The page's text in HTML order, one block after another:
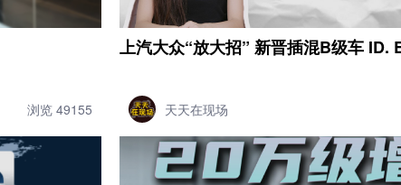
浏览 49155
上汽大众“放大招” 新晋插混B级车 ID.
天天在现场